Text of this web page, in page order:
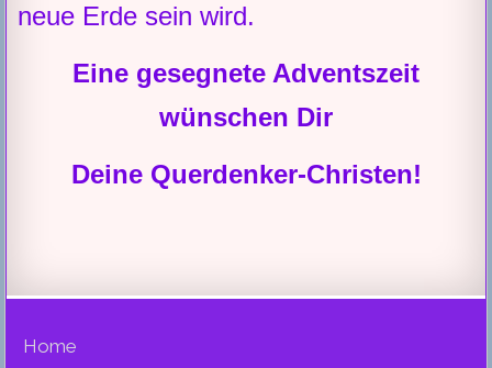
neue Erde sein wird.
Eine gesegnete Adventszeit
wünschen Dir
Deine Querdenker-Christen!
Home